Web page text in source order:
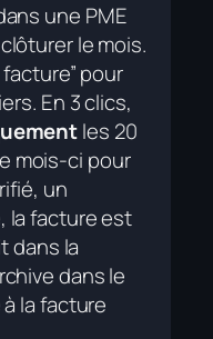
une PME
le mois.
pour
En 3 clics,
les 20
mois-ci pour
un
la facture est
dans la
dans le
la facture